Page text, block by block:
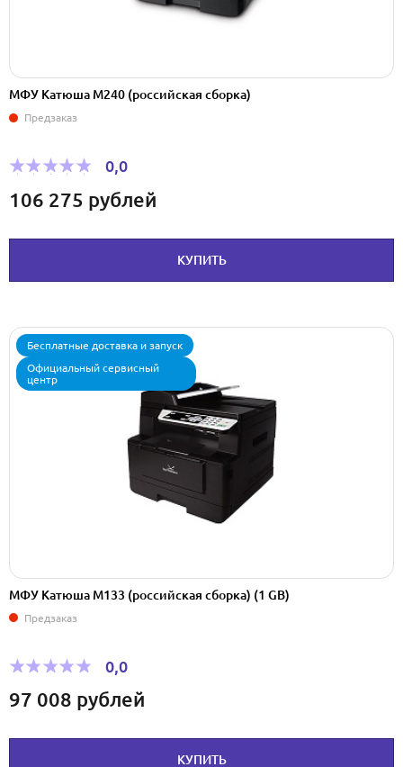
МФУ Катюша М240 (pоссийская сборка)
Предзаказ
0,0
106 275 рублей
КУПИТЬ
Бесплатные доставка и запуск
Официальный сервисный
центр
МФУ Катюша М133 (pоссийская сборка) (1 GB)
Предзаказ
0,0
97 008 рублей
КУПИТЬ